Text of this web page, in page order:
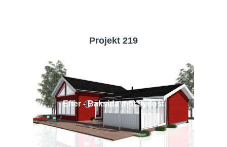
Projekt 219
Efter - Baksida mot sydost